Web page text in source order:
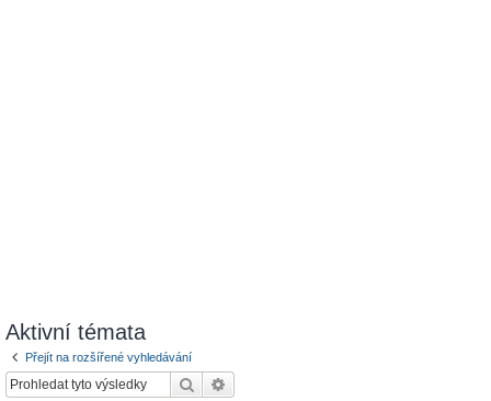
Aktivní témata
Přejít na rozšířené vyhledávání
Hledat